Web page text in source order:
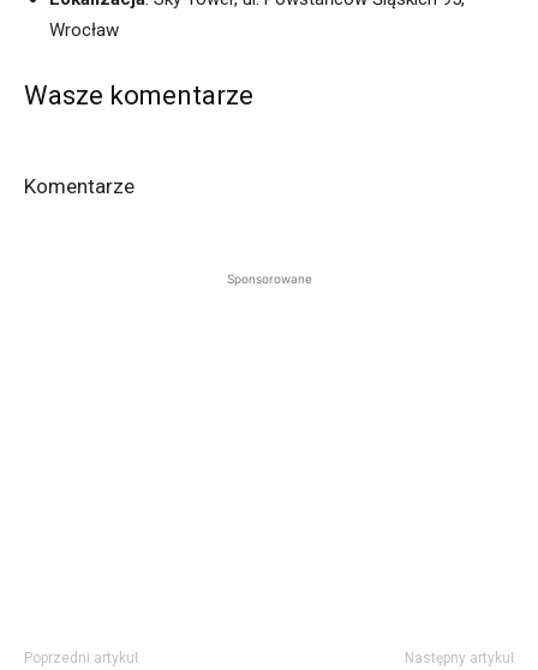
Wrocław
Wasze komentarze
Komentarze
Sponsorowane
Poprzedni artykuł Następny artykuł